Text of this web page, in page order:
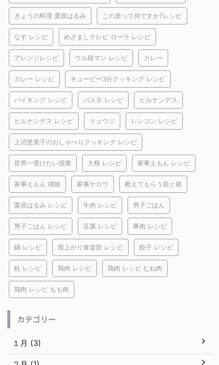
きょうの料理 栗原はるみ この差って何ですか?レシピ
なす レシピ めざましテレビ ローラ レシピ
アレンジレシピ ウル得マン レシピ カレー
カレー レシピ キューピー3分クッキング レシピ
バイキング レシピ パスタ レシピ ヒルナンデス
ヒルナンデス レシピ リュウジ レンコン レシピ
上沼恵美子のおしゃべりクッキング レシピ
世界一受けたい授業 大根 レシピ 家事えもん レシピ
家事えもん 掃除 家事ヤロウ 教えてもらう前と後
栗原はるみ レシピ 牛肉 レシピ 男子ごはん
男子ごはん レシピ 豆腐 レシピ 豚肉 レシピ
鍋 レシピ 雨上がり食楽部 レシピ 餃子 レシピ
鮭 レシピ 鶏肉 レシピ 鶏肉 レシピ むね肉
鶏肉 レシピ もも肉
カテゴリー
１月 (3)